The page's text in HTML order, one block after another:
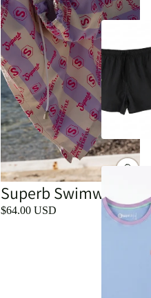
Superb Swimwear
$64.00 USD